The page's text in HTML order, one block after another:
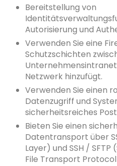
Bereitstellung von
Autorisierung und
Verwenden Sie eine
Schutzschichten
Netzwerk hinzufügt.
Verwenden Sie einen
Datenzugriff und
sicherheitsreiches
Bieten Sie einen
Datentransport über
Layer) und SSH /
File Transport